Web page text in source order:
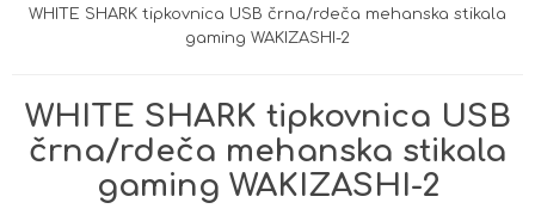
WHITE SHARK tipkovnica USB črna/rdeča mehanska stikala
gaming WAKIZASHI-2
WHITE SHARK tipkovnica USB
črna/rdeča mehanska stikala
gaming WAKIZASHI-2